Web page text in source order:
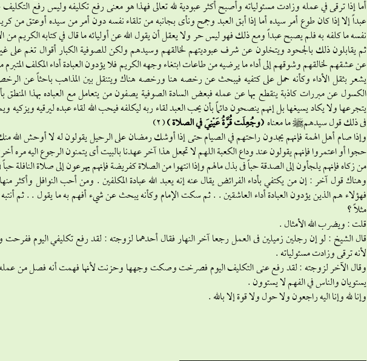
أما إذا ترقى في عمله وزادت مسئولياته وأصبح أكثر عبودية لله تعالى فهذا هو معنى رفع تكليفه وليس رفع
عبداً إلا إذا كان طوع أمر سيده أما إذا أبق العبد وجمح ونأى بجانبه من تلقاء نفسه دون أمر من سيده أوعتق من
نفسه ما كلفه به فلم يصبح عبداً ومع ذلك فهو ليس حر ولا يعقل أن يقول الله عن أوليائه ما قال في كتابه الكريم من
ثم يقابلون ذلك بالجحود ويتخلون عن شرف عبوديتهم لخالقهم وسيدهم ولكن للصوفية الكبار أقوال تغم على
عن عشقهم لخالقهم وشوقهم إلى أداء ما يرضيه من طاعات ابتغاء وجهه الكريم فلا يؤدون العبادة أداء المكلف المتبرم
يشعر بثقل الأداء وكأنه حمل على كتفيه فيبحث عن رخصه هنا ورخصه هناك ويتنقل بين المذاهب باحثاً عن
الكسول عن مبررات كاذبة ينقطع بها عن عمله فبعض السادة الصوفية يصفون من يتعامل مع العباده بهذا المنطق
يتجرعها ولا يكاد يسيغها بل إنهم ينصحون دائماً بأن يحب العبد لقاء ربه ليكلفه فيحب الله لقاء عبده ليرقيه ويزكيه
فى ذلك قول سيدهم^ ما معناه(وجُعِلَت قُرَّةُ عَيْنِيَ في الصلاة )(2)
وإذا صام أهل الهمة فإنهم يجدون راحتهم في الصيام حتى إذا أوشك رمضان على الرحيل يقولون له لا أوحش الله
حجوا أو اعتمروا فإنهم يقولون عند وداع الكعبة اللهم لا تجعل هذا آخر عهدنا بالبيت أى يتمنون الرجوع اليه مره
من زكاه فإنهم يلجأون إلى الصدقة حباً فى بذل مالهم وإذا انتهوا من الصلاة كفريضة فإنهم يهرعون إلى صلاة النافلة
وهناك قول آخر : إن من يكتفي بأداء الفرائض يقال عنه إنه يعبد الله عبادة المكلفين . ومن أحب النوافل وأكثر
فهؤلاء هم الذين يؤدون العبادة أداء العاشقين . . ثم سكت الإمام وكأنه يبحث عن شيء أفهم به ما يقول . . ثم
مثلاً ؟
قلت : ويضرب الله الأمثال .
قال الشيخ : لو إن رجلين زميلين فى العمل رجعا آخر النهار فقال أحدهما لزوجته : لقد رفع تكليفي اليوم
لأنه ترقى وزادت مسئولياته .
وقال الآخر لزوجته : لقد رفع عنى التكليف اليوم فصرخت وصكت وجهها وحزنت لأنها فهمت أنه فصل من عمله
يستويان والناس في الفهم لا يستوون .
وإنا لله وإنا اليه راجعون ولا حول ولا قوة إلا بالله .